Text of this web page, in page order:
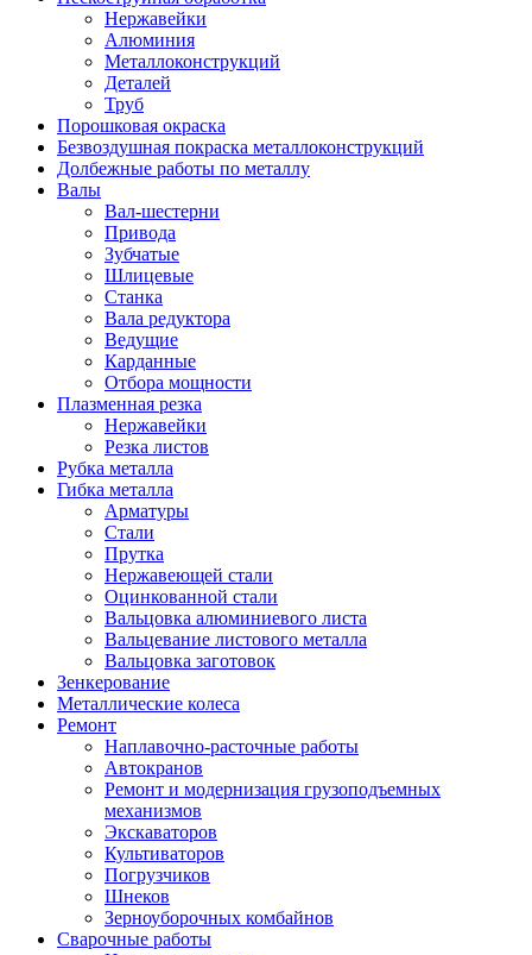
Нержавейки
Алюминия
Металлоконструкций
Деталей
Труб
Порошковая окраска
Безвоздушная покраска металлоконструкций
Долбежные работы по металлу
Валы
Вал-шестерни
Привода
Зубчатые
Шлицевые
Станка
Вала редуктора
Ведущие
Карданные
Отбора мощности
Плазменная резка
Нержавейки
Резка листов
Рубка металла
Гибка металла
Арматуры
Стали
Прутка
Нержавеющей стали
Оцинкованной стали
Вальцовка алюминиевого листа
Вальцевание листового металла
Вальцовка заготовок
Зенкерование
Металлические колеса
Ремонт
Наплавочно-расточные работы
Автокранов
Ремонт и модернизация грузоподъемных
механизмов
Экскаваторов
Культиваторов
Погрузчиков
Шнеков
Зерноуборочных комбайнов
Сварочные работы